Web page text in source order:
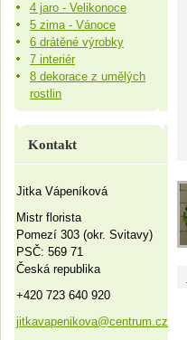
4 jaro - Velikonoce
5 zima - Vánoce
6 drátěné výrobky
7 interiér
8 dekorace z umělých
rostlin
Kontakt
Jitka Vápeníková
Mistr florista
Pomezí 303 (okr. Svitavy)
PSČ: 569 71
Česká republika
+420 723 640 920
jitkavapenikova@centrum.cz